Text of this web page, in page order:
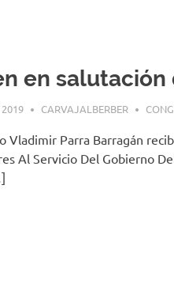
en salutación
2019 CARVAJALBERBER
Vladimir Parra Barragán
Al Servicio Del Gobierno